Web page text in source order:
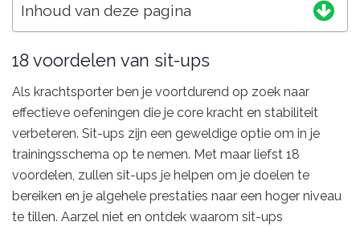
Inhoud van deze pagina
18 voordelen van sit-ups
Als krachtsporter ben je voortdurend op zoek naar
effectieve oefeningen die je core kracht en stabiliteit
verbeteren. Sit-ups zijn een geweldige optie om in je
trainingsschema op te nemen. Met maar liefst 18
voordelen, zullen sit-ups je helpen om je doelen te
bereiken en je algehele prestaties naar een hoger niveau
te tillen. Aarzel niet en ontdek waarom sit-ups